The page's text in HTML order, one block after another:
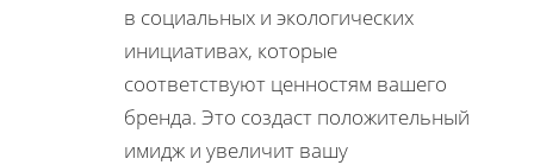
в социальных и экологических
инициативах, которые
соответствуют ценностям вашего
бренда. Это создаст положительный
имидж и увеличит вашу